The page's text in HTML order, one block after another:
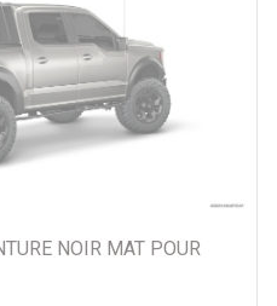
NOIR MAT POUR